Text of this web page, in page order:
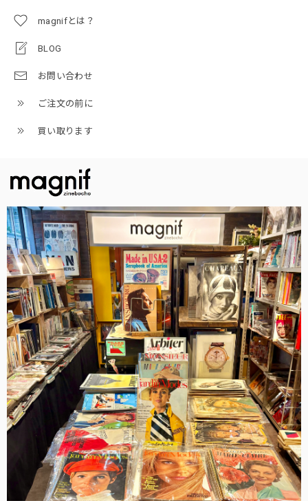
magnifとは？
BLOG
お問い合わせ
ご注文の前に
買い取ります